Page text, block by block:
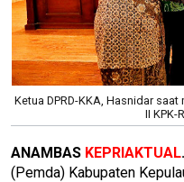
Ketua DPRD-KKA, Hasnidar
II KPK-
ANAMBAS KEPRIAKTUAL
(Pemda) Kabupaten